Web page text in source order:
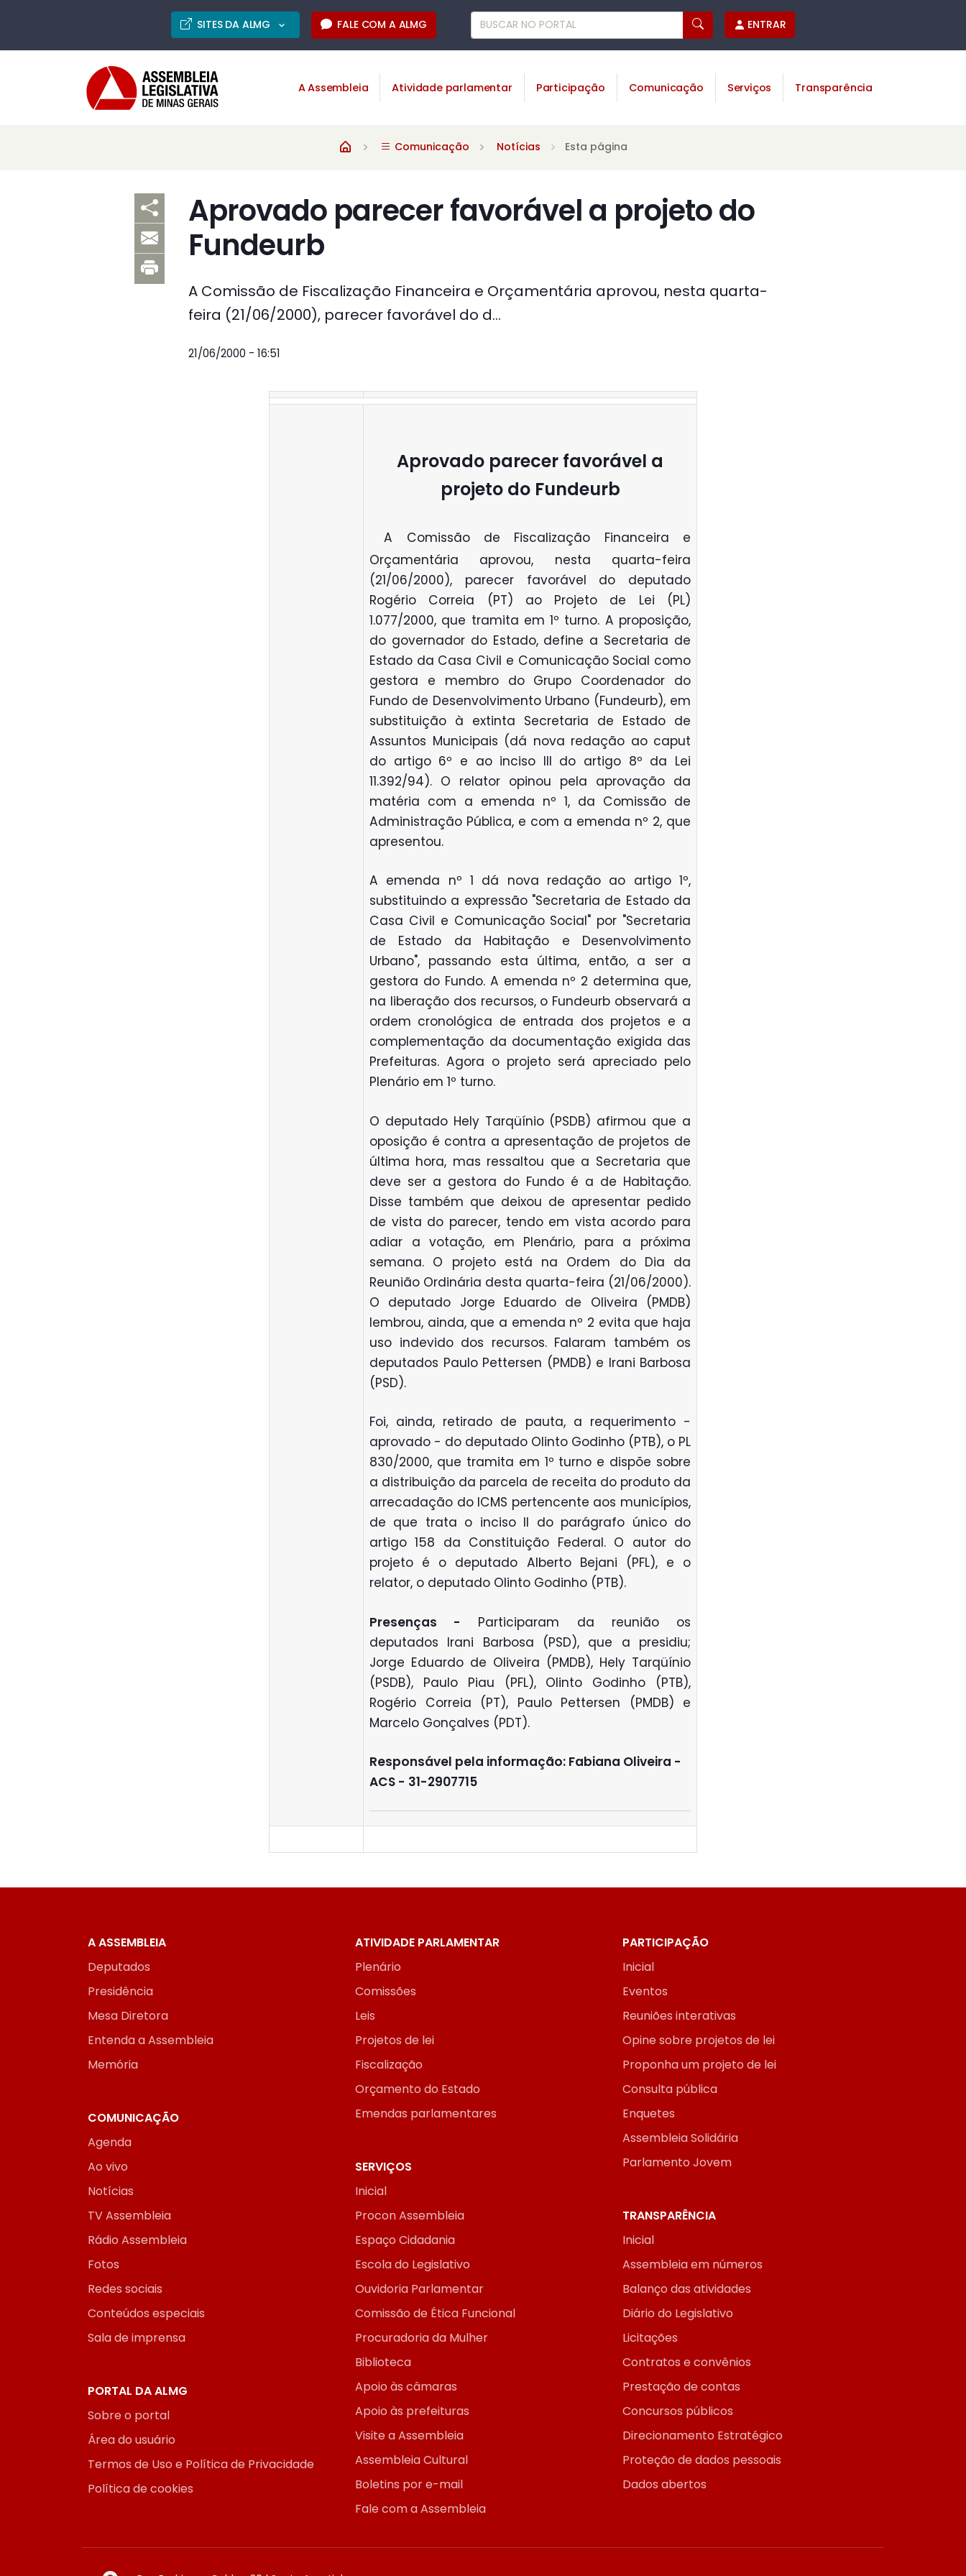
SITES DA ALMG FALE COM A ALMG ENTRAR
A Assembleia Atividade parlamentar Participação Comunicação Serviços Transparência
Comunicação Notícias Esta página
Aprovado parecer favorável a projeto do
Fundeurb
A Comissão de Fiscalização Financeira e Orçamentária aprovou, nesta quarta-
feira (21/06/2000), parecer favorável do d...
21/06/2000 - 16:51
Aprovado parecer favorável a
projeto do Fundeurb
A Comissão de Fiscalização Financeira e
Orçamentária aprovou, nesta quarta-feira
(21/06/2000), parecer favorável do deputado
Rogério Correia (PT) ao Projeto de Lei (PL)
1.077/2000, que tramita em 1º turno. A proposição,
do governador do Estado, define a Secretaria de
Estado da Casa Civil e Comunicação Social como
gestora e membro do Grupo Coordenador do
Fundo de Desenvolvimento Urbano (Fundeurb), em
substituição à extinta Secretaria de Estado de
Assuntos Municipais (dá nova redação ao caput
do artigo 6º e ao inciso III do artigo 8º da Lei
11.392/94). O relator opinou pela aprovação da
matéria com a emenda nº 1, da Comissão de
Administração Pública, e com a emenda nº 2, que
apresentou.
A emenda nº 1 dá nova redação ao artigo 1º,
substituindo a expressão "Secretaria de Estado da
Casa Civil e Comunicação Social" por "Secretaria
de Estado da Habitação e Desenvolvimento
Urbano", passando esta última, então, a ser a
gestora do Fundo. A emenda nº 2 determina que,
na liberação dos recursos, o Fundeurb observará a
ordem cronológica de entrada dos projetos e a
complementação da documentação exigida das
Prefeituras. Agora o projeto será apreciado pelo
Plenário em 1º turno.
O deputado Hely Tarqüínio (PSDB) afirmou que a
oposição é contra a apresentação de projetos de
última hora, mas ressaltou que a Secretaria que
deve ser a gestora do Fundo é a de Habitação.
Disse também que deixou de apresentar pedido
de vista do parecer, tendo em vista acordo para
adiar a votação, em Plenário, para a próxima
semana. O projeto está na Ordem do Dia da
Reunião Ordinária desta quarta-feira (21/06/2000).
O deputado Jorge Eduardo de Oliveira (PMDB)
lembrou, ainda, que a emenda nº 2 evita que haja
uso indevido dos recursos. Falaram também os
deputados Paulo Pettersen (PMDB) e Irani Barbosa
(PSD).
Foi, ainda, retirado de pauta, a requerimento -
aprovado - do deputado Olinto Godinho (PTB), o PL
830/2000, que tramita em 1º turno e dispõe sobre
a distribuição da parcela de receita do produto da
arrecadação do ICMS pertencente aos municípios,
de que trata o inciso II do parágrafo único do
artigo 158 da Constituição Federal. O autor do
projeto é o deputado Alberto Bejani (PFL), e o
relator, o deputado Olinto Godinho (PTB).
Presenças - Participaram da reunião os
deputados Irani Barbosa (PSD), que a presidiu;
Jorge Eduardo de Oliveira (PMDB), Hely Tarqüínio
(PSDB), Paulo Piau (PFL), Olinto Godinho (PTB),
Rogério Correia (PT), Paulo Pettersen (PMDB) e
Marcelo Gonçalves (PDT).
Responsável pela informação: Fabiana Oliveira -
ACS - 31-2907715
A ASSEMBLEIA
Deputados
Presidência
Mesa Diretora
Entenda a Assembleia
Memória
ATIVIDADE PARLAMENTAR
Plenário
Comissões
Leis
Projetos de lei
Fiscalização
Orçamento do Estado
Emendas parlamentares
PARTICIPAÇÃO
Inicial
Eventos
Reuniões interativas
Opine sobre projetos de lei
Proponha um projeto de lei
Consulta pública
Enquetes
Assembleia Solidária
Parlamento Jovem
COMUNICAÇÃO
Agenda
Ao vivo
Notícias
TV Assembleia
Rádio Assembleia
Fotos
Redes sociais
Conteúdos especiais
Sala de imprensa
SERVIÇOS
Inicial
Procon Assembleia
Espaço Cidadania
Escola do Legislativo
Ouvidoria Parlamentar
Comissão de Ética Funcional
Procuradoria da Mulher
Biblioteca
Apoio às câmaras
Apoio às prefeituras
Visite a Assembleia
Assembleia Cultural
Boletins por e-mail
Fale com a Assembleia
TRANSPARÊNCIA
Inicial
Assembleia em números
Balanço das atividades
Diário do Legislativo
Licitações
Contratos e convênios
Prestação de contas
Concursos públicos
Direcionamento Estratégico
Proteção de dados pessoais
Dados abertos
PORTAL DA ALMG
Sobre o portal
Área do usuário
Termos de Uso e Política de Privacidade
Política de cookies